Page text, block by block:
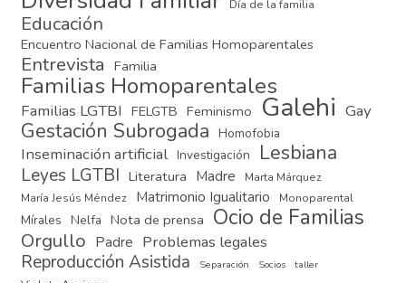
Día de la familia
Educación
Encuentro Nacional de Familias Homoparentales
Entrevista Familia
Familias Homoparentales
Familias LGTBI FELGTB Feminismo Galehi Gay
Gestación Subrogada Homofobia
Inseminación artificial Investigación Lesbiana
Leyes LGTBI Literatura Madre
Marta Márquez
María Jesús Méndez
Matrimonio Igualitario Monoparental
Mírales Nelfa Nota de prensa Ocio de Familias
Orgullo Padre Problemas legales
Reproducción Asistida Separación Socios taller